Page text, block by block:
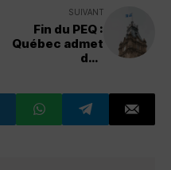
SUIVANT
Fin du PEQ :
Québec admet
des
mécanisme de
protection